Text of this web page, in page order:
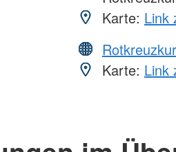
Karte: Link
Karte: Link